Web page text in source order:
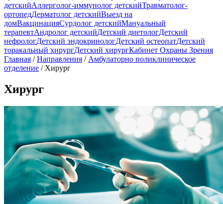
детскийАллерголог-иммунолог детскийТравматолог-
ортопедДерматолог детскийВыезд на
домВакцинацияСурдолог детскийМануальный
терапевтАндролог детскийДетский диетологДетский
нефрологДетский эндокринологДетский остеопатДетский
торакальный хирургДетский хирургКабинет Охраны Зрения
Главная /Направления / Амбулаторно поликлиническое
отделение / Хирург
Хирург